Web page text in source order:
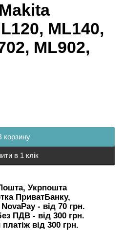
ML140,
ML902,
корзину
в 1 клік
Укрпошта
ПриватБанку,
- від 70 грн.
ПДВ - від 300 грн.
від 300 грн.